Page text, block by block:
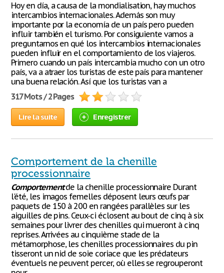
Hoy en día, a causa de la mondialisation, hay muchos
intercambios internacionales. Además son muy
importante por la economía de un país pero pueden
influir también el turismo. Por consiguiente vamos a
preguntarnos en qué los intercambios internacionales
pueden influir en el comportamiento de los viajeros.
Primero cuando un país intercambia mucho con un otro
país, va a atraer los turistas de este país para mantener
una buena relación. Así que los turistas van a
317 Mots / 2 Pages
Lire la suite Enregistrer
Comportement de la chenille
processionnaire
Comportementde la chenille processionnaire Durant
l'été, les imagos femelles déposent leurs œufs par
paquets de 150 à 200 en rangées parallèles sur les
aiguilles de pins. Ceux-ci éclosent au bout de cinq à six
semaines pour livrer des chenilles qui mueront à cinq
reprises. Arrivées au cinquième stade de la
métamorphose, les chenilles processionnaires du pin
tisseront un nid de soie coriace que les prédateurs
éventuels ne peuvent percer, où elles se regrouperont